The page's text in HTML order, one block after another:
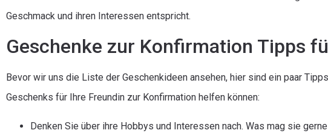
Geschmack und ihren Interessen entspricht.
Geschenke zur Konfirmation Tipps
Bevor wir uns die Liste der Geschenkideen ansehen, hier sind ein paar
Geschenks für Ihre Freundin zur Konfirmation helfen können:
Denken Sie über ihre Hobbys und Interessen nach. Was mag sie